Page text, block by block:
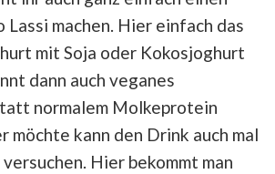
Lassi machen. Hier einfach das
mit Soja oder Kokosjoghurt
dann auch veganes
normalem Molkeprotein
möchte kann den Drink auch mal
Hier bekommt man